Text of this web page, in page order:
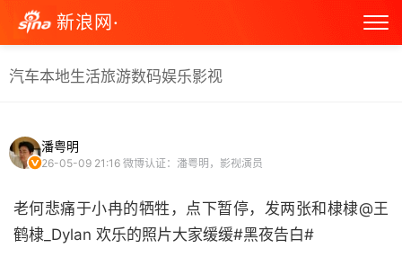
新浪网·
汽车本地生活旅游数码娱乐影视
潘粤明
26-05-09 21:16 微博认证：潘粤明，影视演员
老何悲痛于小冉的牺牲，点下暂停，发两张和棣棣@王
鹤棣_Dylan 欢乐的照片大家缓缓#黑夜告白# ​